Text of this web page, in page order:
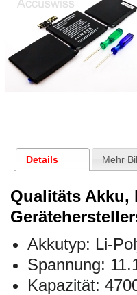
Details Mehr
Qualitäts Akku,
Akkutyp: Li-
Spannung:
Kapazität: